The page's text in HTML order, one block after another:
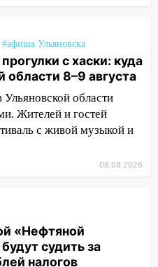
дерево
Ульяновску:
деревья,
остановившиеся
крупный град:
уходит под
на контроль
на улице
сбила
#афиша Ульяновска
с хаски: куда
области 8–9 августа
области
Жителей и гостей
с живой музыкой и
08.08.2026
«Нефтяной
судить за
налогов